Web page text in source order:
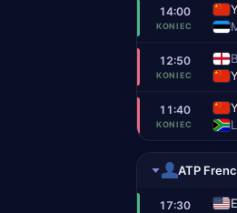
14:00
KONIEC
12:50
KONIEC
11:40
KONIEC
ATP
17:30